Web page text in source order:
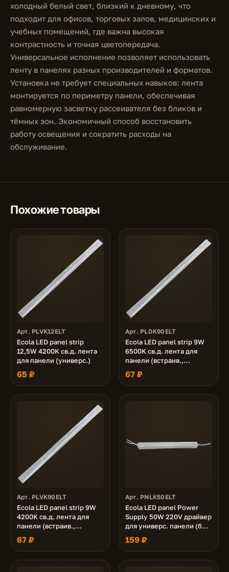
холодный белый свет, близкий к дневному, что
подходит для офисов, торговых залов, медицинских и
учебных помещений, где важна высокая
контрастность и точная цветопередача.
Универсальное исполнение позволяет использовать
ленту в панелях разных производителей и форматов.
Установка не требует специальных навыков: лента
монтируется по периметру панели, обеспечивая
равномерную засветку рассеивателя без бликов и
тёмных зон. Экономичный способ восстановить
работу освещения и сократить расходы на
обслуживание.
Похожие товары
Арт. PLVK12ELT
Ecola LED panel strip
12,5W 4200K св.д. лента
для панели (универс.)
65 ₽
Арт. PLDK90ELT
Ecola LED panel strip 9W
6500K св.д. лента для
панели (встраив.,
универс.)
67 ₽
Арт. PLVK90ELT
Ecola LED panel strip 9W
4200K св.д. лента для
панели (встраив.,
универс.)
67 ₽
Арт. PNLK50ELT
Ecola LED panel Power
Supply 50W 220V драйвер
для универс. панели (без
ступеньки - PN*K50ELC)
159 ₽